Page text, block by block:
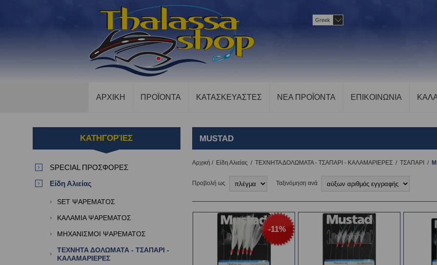
Greek
ΑΡΧΙΚΗ ΠΡΟΪΟΝΤΑ ΚΑΤΑΣΚΕΥΑΣΤΕΣ ΝΕΑ ΠΡΟΪΟΝΤΑ ΕΠΙΚΟΙΝΩΝΙΑ
MUSTAD
Αρχική / Είδη Αλιείας / ΤΕΧΝΗΤΑ ΔΟΛΩΜΑΤΑ - ΤΣΑΠΑΡΙ - ΚΑΛΑΜΑΡΙΕΡΕΣ / TΣΑΠΑΡΙ /
Προβολή ως Ταξινόμηση ανά
-11%
ΚΑΤΗΓΟΡΊΕΣ
SPECIAL ΠΡΟΣΦΟΡΕΣ
Είδη Αλιείας
SET ΨΑΡΕΜΑΤΟΣ
ΚΑΛΑΜΙΑ ΨΑΡΕΜΑΤΟΣ
ΜΗΧΑΝΙΣΜΟΙ ΨΑΡΕΜΑΤΟΣ
ΤΕΧΝΗΤΑ ΔΟΛΩΜΑΤΑ - ΤΣΑΠΑΡΙ -
ΚΑΛΑΜΑΡΙΕΡΕΣ